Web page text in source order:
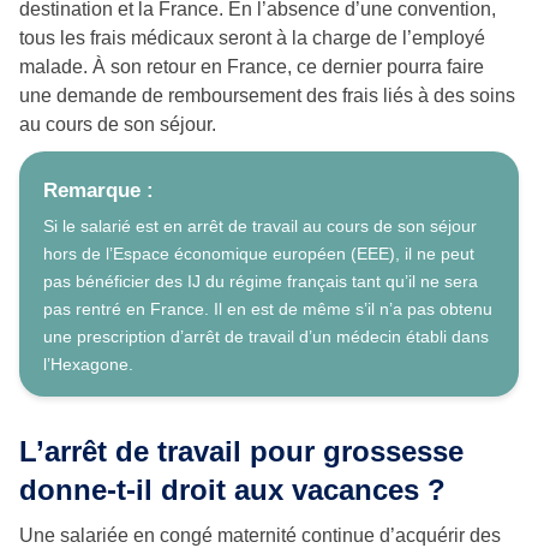
destination et la France. En l’absence d’une convention,
tous les frais médicaux seront à la charge de l’employé
malade. À son retour en France, ce dernier pourra faire
une demande de remboursement des frais liés à des soins
au cours de son séjour.
Remarque :
Si le salarié est en arrêt de travail au cours de son séjour
hors de l’Espace économique européen (EEE), il ne peut
pas bénéficier des IJ du régime français tant qu’il ne sera
pas rentré en France. Il en est de même s’il n’a pas obtenu
une prescription d’arrêt de travail d’un médecin établi dans
l’Hexagone.
L’arrêt de travail pour grossesse
donne-t-il droit aux vacances ?
Une salariée en congé maternité continue d’acquérir des